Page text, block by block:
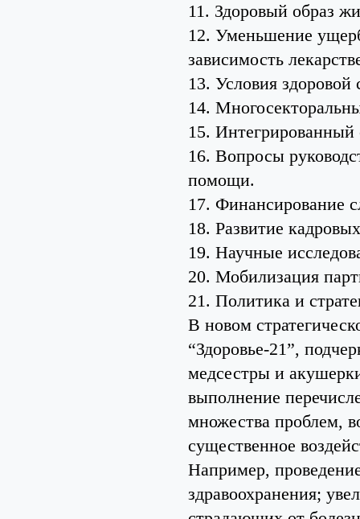
11. Здоровый образ
12. Уменьшение
зависимость
13. Условия здоровой
14.
15. Интегрированный
16. Вопросы
помощи.
17. Финансирование
18. Развитие
19. Научные
20. Мобилизация
21. Политика и
В новом
“Здоровье-21”,
медсестры и
выполнение
множества проблем,
существенное
Например,
здравоохранения;